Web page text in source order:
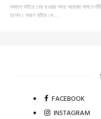
সকালে বাইরে বের হওয়ার সময় আয়নার সামনে
হলেন। কারণ বাহির থে…
FACEBOOK
INSTAGRAM